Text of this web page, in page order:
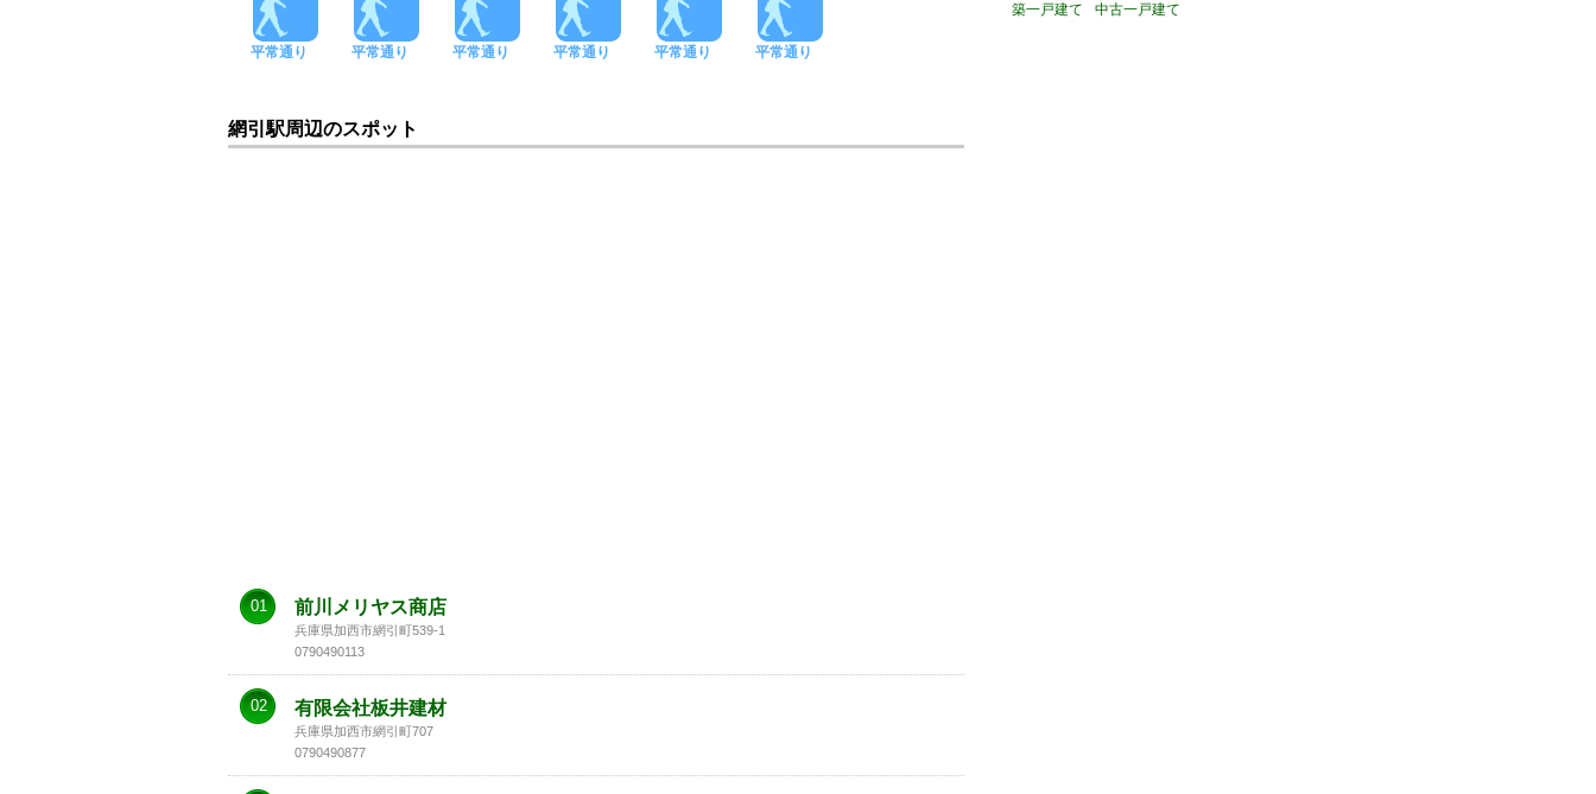
平常通り 平常通り 平常通り 平常通り 平常通り 平常通り
網引駅周辺のスポット
01 前川メリヤス商店
兵庫県加西市網引町539-1
0790490113
02 有限会社板井建材
兵庫県加西市網引町707
0790490877
築一戸建て
中古一戸建て